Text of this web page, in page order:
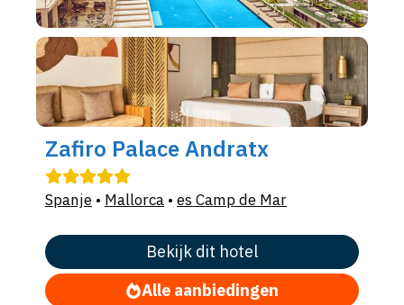
Zafiro Palace Andratx
Spanje • Mallorca • es Camp de Mar
Bekijk dit hotel
Alle aanbiedingen